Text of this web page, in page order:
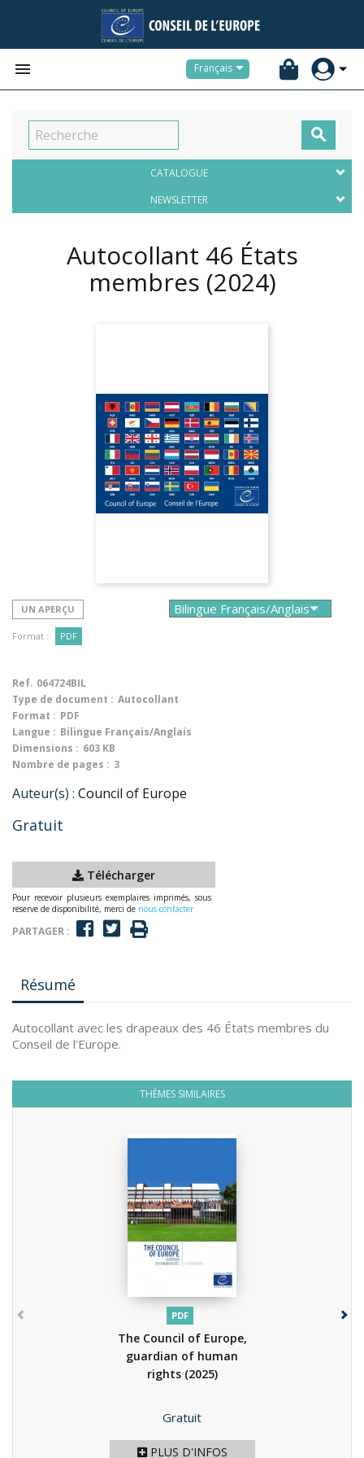
 Français

CATALOGUE
NEWSLETTER
Autocollant 46 États
membres (2024)
UN APERÇU
Format : PDF
Ref. 064724BIL
Type de document : Autocollant
Format : PDF
Langue : Bilingue Français/Anglais
Dimensions : 603 KB
Nombre de pages : 3
Auteur(s) : Council of Europe
Gratuit
Télécharger
Pour recevoir plusieurs exemplaires imprimés, sous
réserve de disponibilité, merci de nous contacter
PARTAGER :
Résumé
Autocollant avec les drapeaux des 46 États membres du
Conseil de l'Europe.
THÈMES SIMILAIRES
PDF
The Council of Europe,
guardian of human
rights (2025)
Prix
Gratuit
PLUS D'INFOS